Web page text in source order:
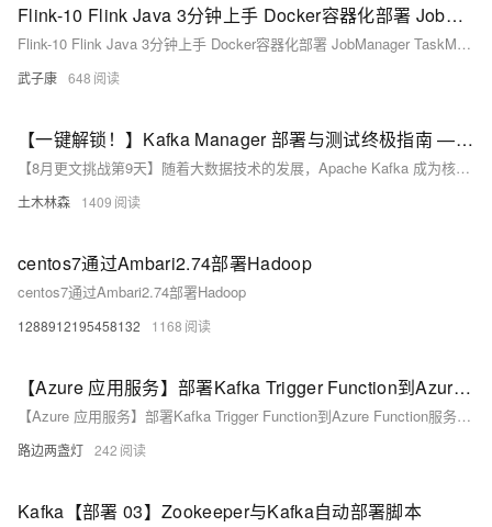
Flink-10 Flink Java 3分钟上手 Docker容器化部署 JobManager TaskManager Kafka Redis Dockerfile docker-compose
Flink-10 Flink Java 3分钟上手 Docker容器化部署 JobManager TaskManager Kafka Redis Dockerfile docker-compose
武子康 648
【一键解锁！】Kafka Manager 部署与测试终极指南 —— 从菜鸟到高手的必经之路！
【8月更文挑战第9天】随着大数据技术的发展，Apache Kafka 成为核心组件，用于处理实时数据流。Kafka Manager 提供了简洁的 Web 界面来管理和监控 Kafka 集群。本文介绍部署步骤及示例代码，助您快速上手。首先确认已安装 Java 和 Kafka。
土木林森 1409
centos7通过Ambari2.74部署Hadoop
centos7通过Ambari2.74部署Hadoop
1288912195458132 1168
【Azure 应用服务】部署Kafka Trigger Function到Azure Function服务中，解决自定义域名解析难题
【Azure 应用服务】部署Kafka Trigger Function到Azure Function服务中，解决自定义域名解析难题
路边两盏灯 242
Kafka【部署 03】Zookeeper与Kafka自动部署脚本